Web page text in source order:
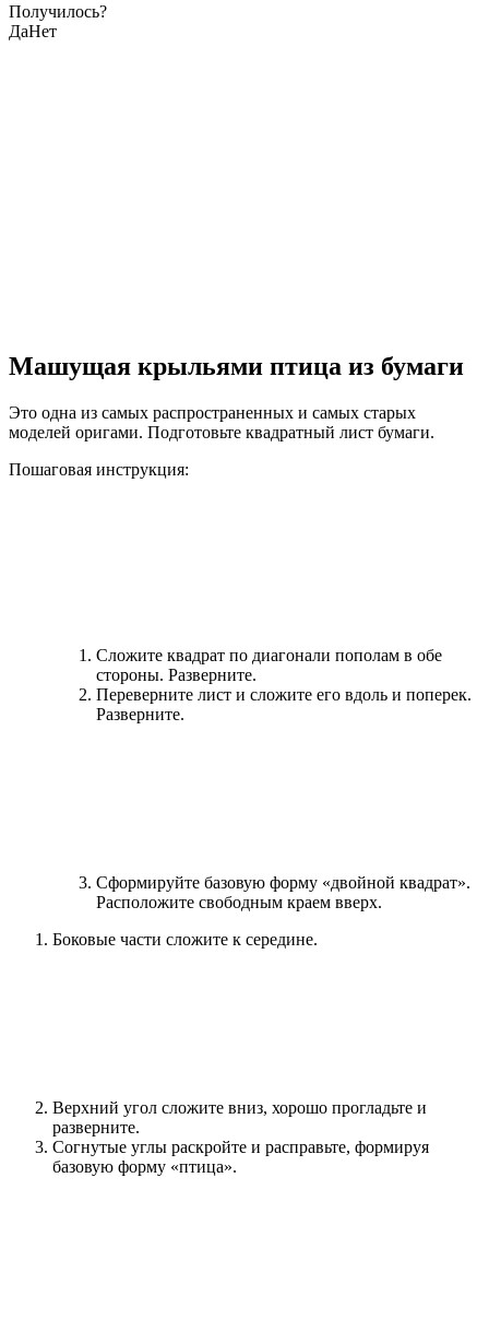
Получилось?
ДаНет
Машущая крыльями птица из бумаги
Это одна из самых распространенных и самых старых
моделей оригами. Подготовьте квадратный лист бумаги.
Пошаговая инструкция:
Сложите квадрат по диагонали пополам в обе
стороны. Разверните.
Переверните лист и сложите его вдоль и поперек.
Разверните.
Сформируйте базовую форму «двойной квадрат».
Расположите свободным краем вверх.
Боковые части сложите к середине.
Верхний угол сложите вниз, хорошо прогладьте и
разверните.
Согнутые углы раскройте и расправьте, формируя
базовую форму «птица».